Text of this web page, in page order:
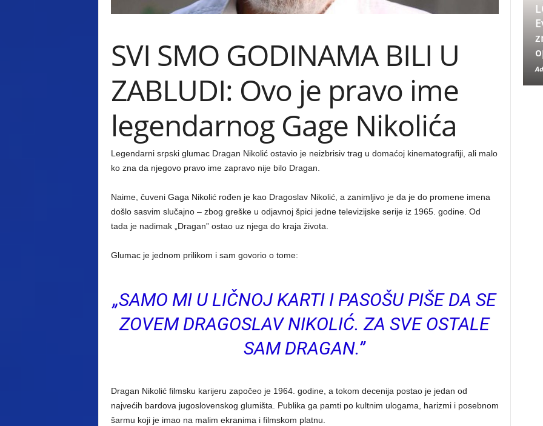
SVI SMO GODINAMA BILI U
ZABLUDI: Ovo je pravo ime
legendarnog Gage Nikolića
Legendarni srpski glumac Dragan Nikolić ostavio je neizbrisiv trag u domaćoj kinematografiji, ali malo
ko zna da njegovo pravo ime zapravo nije bilo Dragan.
Naime, čuveni Gaga Nikolić rođen je kao Dragoslav Nikolić, a zanimljivo je da je do promene imena
došlo sasvim slučajno – zbog greške u odjavnoj špici jedne televizijske serije iz 1965. godine. Od
tada je nadimak „Dragan” ostao uz njega do kraja života.
Glumac je jednom prilikom i sam govorio o tome:
„SAMO MI U LIČNOJ KARTI I PASOŠU PIŠE DA SE
ZOVEM DRAGOSLAV NIKOLIĆ. ZA SVE OSTALE
SAM DRAGAN.”
Dragan Nikolić filmsku karijeru započeo je 1964. godine, a tokom decenija postao je jedan od
najvećih bardova jugoslovenskog glumišta. Publika ga pamti po kultnim ulogama, harizmi i posebnom
šarmu koji je imao na malim ekranima i filmskom platnu.